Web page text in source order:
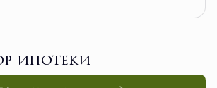
ипотеки